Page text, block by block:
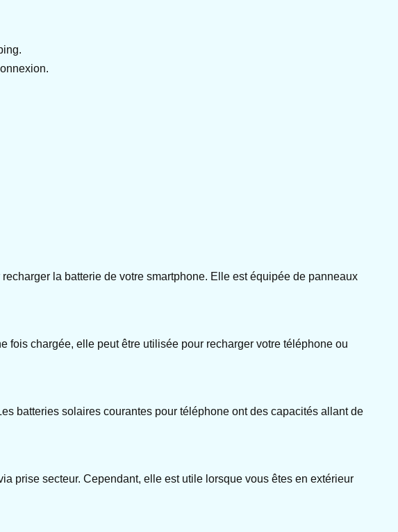
la batterie de votre smartphone. Elle est équipée de panneaux
chargée, elle peut être utilisée pour recharger votre téléphone ou
batteries solaires courantes pour téléphone ont des capacités allant de
prise secteur. Cependant, elle est utile lorsque vous êtes en extérieur